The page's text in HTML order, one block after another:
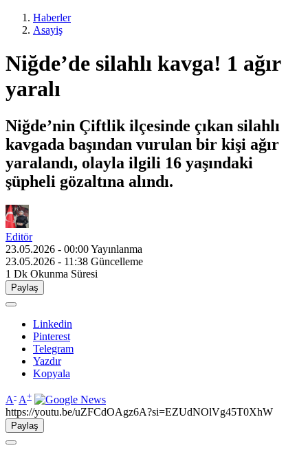
Haberler
Asayiş
Niğde’de silahlı kavga! 1 ağır
yaralı
Niğde’nin Çiftlik ilçesinde çıkan silahlı
kavgada başından vurulan bir kişi ağır
yaralandı, olayla ilgili 16 yaşındaki
şüpheli gözaltına alındı.
Editör
23.05.2026 - 00:00Yayınlanma
23.05.2026 - 11:38 Güncelleme
1 Dk Okunma Süresi
Paylaş
Linkedin
Pinterest
Telegram
Yazdır
Kopyala
A- A+
https://youtu.be/uZFCdOAgz6A?si=EZUdNOlVg45T0XhW
Paylaş